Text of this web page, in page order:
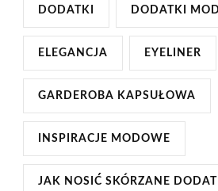
DODATKI DODATKI
ELEGANCJA EYELINER
GARDEROBA KAPSUŁOWA
INSPIRACJE MODOWE
JAK NOSIĆ SKÓRZANE